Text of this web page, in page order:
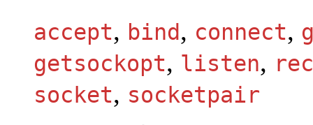
accept, bind, connect,
getsockopt, listen,
socket, socketpair